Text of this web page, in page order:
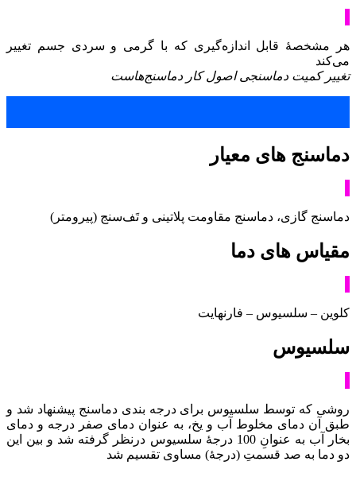
هر مشخصۀ قابل اندازه‌گیری که با گرمی و سردی جسم تغییر
می‌کند
تغییر کمیت دماسنجی اصول کار دماسنج‌هاست
دماسنج های معیار
دماسنج گازی، دماسنج مقاومت پلاتینی و تَف‌سنج (پیرومتر)
مقیاس های دما
کلوین – سلسیوس – فارنهایت
سلسیوس
روشی که توسط سلسیوس برای درجه بندی دماسنج پیشنهاد شد و
طبق آن دمای مخلوط آب و یخ، به عنوان دمای صفر درجه و دمای
بخار آب به عنوانِ 100 درجۀ سلسیوس درنظر گرفته شد و بین این
دو دما به صد قسمتِ (درجۀ) مساوی تقسیم شد